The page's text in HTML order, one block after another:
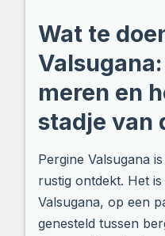
Wat te
meren en
stadje van
Pergine Valsugana
rustig ontdekt. Het
Valsugana, op een
genesteld tussen